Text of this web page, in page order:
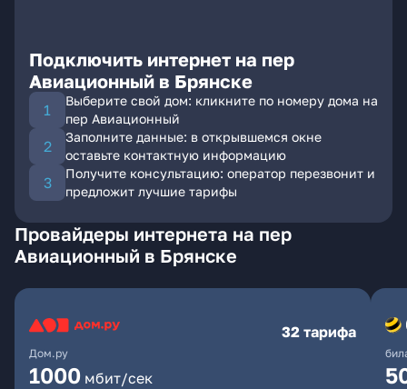
Подключить интернет на пер
Авиационный в Брянске
Выберите свой дом: кликните по номеру дома на
пер Авиационный
Заполните данные: в открывшемся окне
оставьте контактную информацию
Получите консультацию: оператор перезвонит и
предложит лучшие тарифы
Провайдеры интернета на пер
Авиационный в Брянске
Дом.ру
32 тарифа
1000 мбит/сек